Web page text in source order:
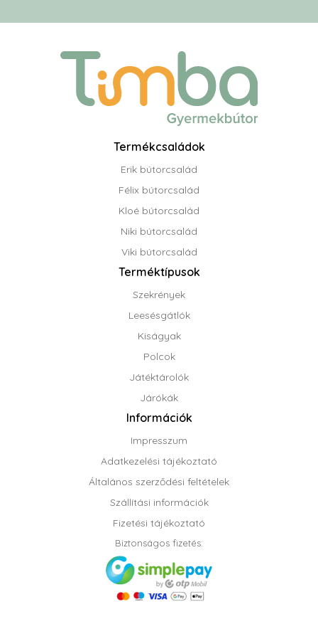
Termékcsaládok
Erik bútorcsalád
Félix bútorcsalád
Kloé bútorcsalád
Niki bútorcsalád
Viki bútorcsalád
Terméktípusok
Szekrények
Leesésgátlók
Kiságyak
Polcok
Játéktárolók
Járókák
Információk
Impresszum
Adatkezelési tájékoztató
Általános szerződési feltételek
Szállítási információk
Fizetési tájékoztató
Biztonságos fizetés: